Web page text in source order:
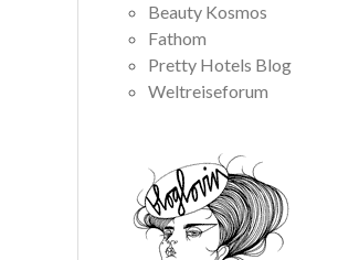
Beauty Kosmos
Fathom
Pretty Hotels Blog
Weltreiseforum